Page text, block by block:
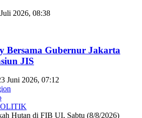
2026, 08:38
Bersama Gubernur Jakarta
JIS
Juni 2026, 07:12